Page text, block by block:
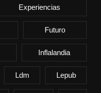
Experiencias
Futuro
Inflalandia
Ldm Lepub